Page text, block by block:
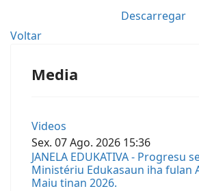
Descarregar
Voltar
Media
Videos
Sex. 07Ago. 2026 15:36
JANELA EDUKATIVA - Progresu
Ministériu Edukasaun iha fulan
Maiu tinan 2026.